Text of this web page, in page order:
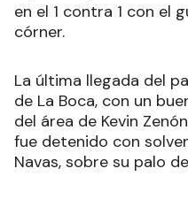
en el 1 contra 1 con el
córner.
La última llegada del
de La Boca, con un
del área de Kevin
fue detenido con
Navas, sobre su palo